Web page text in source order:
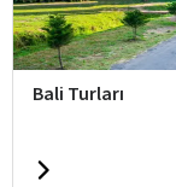
Bali Turları